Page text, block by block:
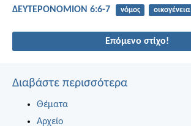
ΔΕΥΤΕΡΟΝΟΜΙΟΝ 6:6-7 νόμος οικογένεια
Επόμενο στίχο!
Διαβάστε περισσότερα
Θέματα
Αρχείο